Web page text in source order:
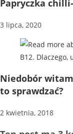
Papryczka
3 lipca, 2020
Niedobór
to sprawdzać?
2 kwietnia, 2018